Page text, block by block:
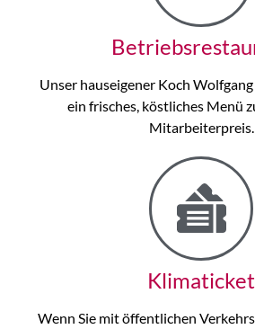
Unser hauseigener Koch
ein frisches, köstliches Menü
Mitarbeiterpreis.
Klimaticket
Wenn Sie mit öffentlichen